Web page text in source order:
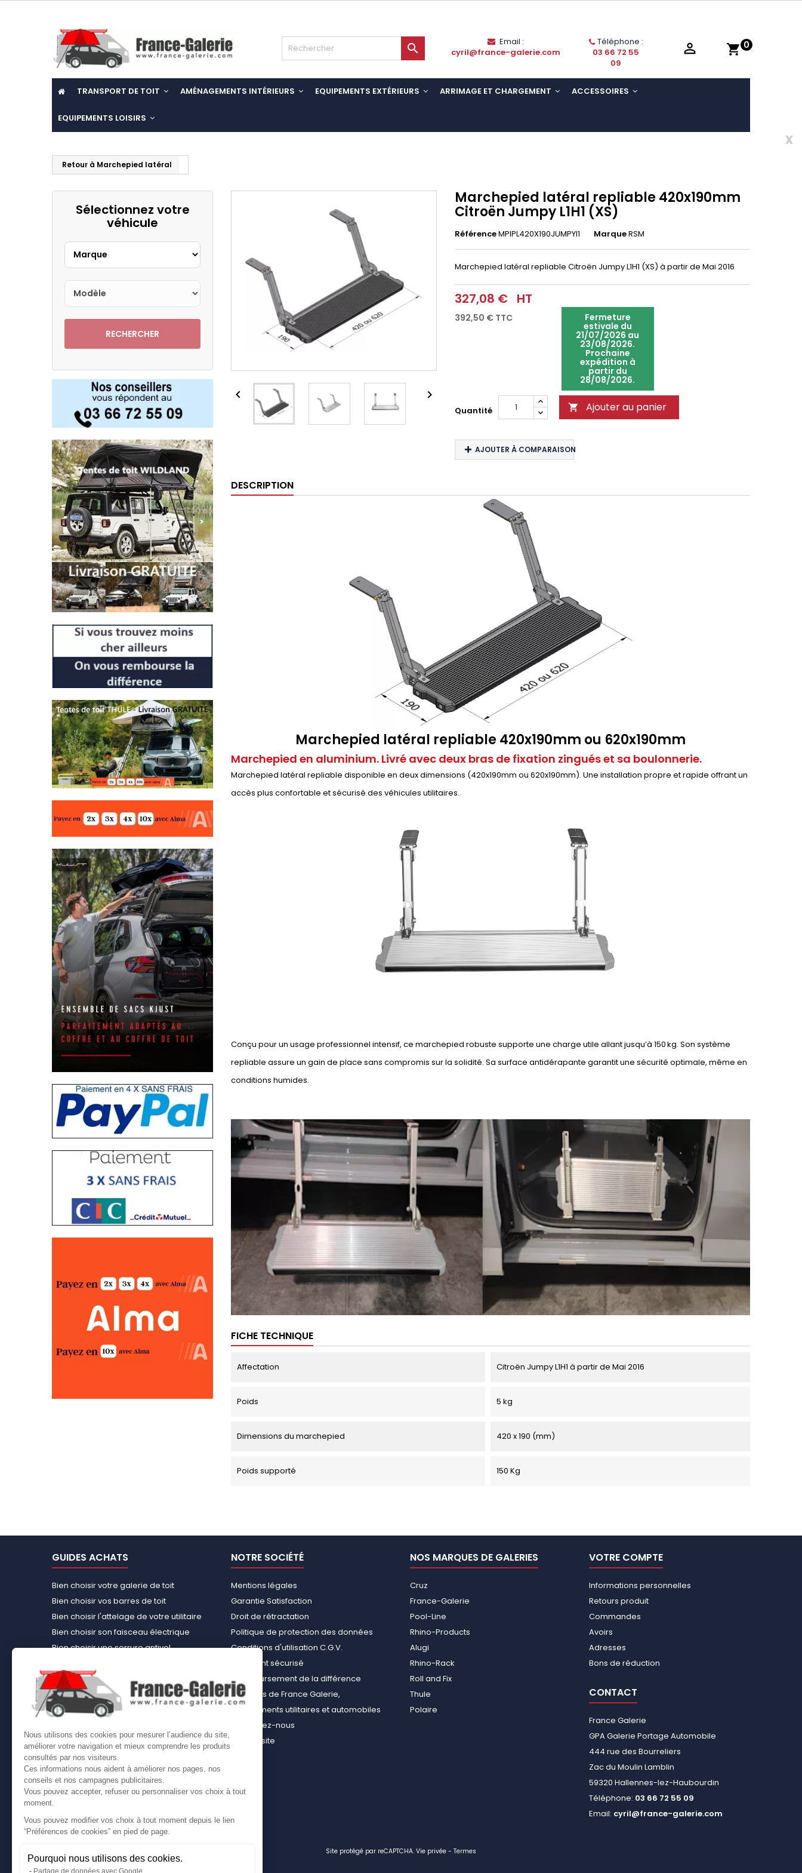
Nous utilisons des cookies pour mesurer l’audience du site,
améliorer votre navigation et mieux comprendre les produits
consultés par nos visiteurs.
Ces informations nous aident à améliorer nos pages, nos
conseils et nos campagnes publicitaires.
Vous pouvez accepter, refuser ou personnaliser vos choix à tout
moment.
Vous pouvez modifier vos choix à tout moment depuis le lien
“Préférences de cookies” en pied de page.
Pourquoi nous utilisons des cookies.
Partage de données avec Google
shopping_cart 0

Email :
cyril@france-galerie.com
Téléphone :
03 66 72 55
09

TRANSPORT DE TOIT AMÉNAGEMENTS INTÉRIEURS EQUIPEMENTS EXTÉRIEURS ARRIMAGE ET CHARGEMENT ACCESSOIRES
EQUIPEMENTS LOISIRS
x
Retour à Marchepied latéral
Sélectionnez votre
véhicule
RECHERCHER
 
Marchepied latéral repliable 420x190mm
Citroën Jumpy L1H1 (XS)
RéférenceMPIPL420X190JUMPYl1 MarqueRSM
Marchepied latéral repliable Citroën Jumpy L1H1 (XS) à partir de Mai 2016
327,08 € HT
392,50 € TTC Fermeture
estivale du
21/07/2026 au
23/08/2026.
Prochaine
expédition à
partir du
28/08/2026.
Quantité  Ajouter au panier
AJOUTER À COMPARAISON
DESCRIPTION
Marchepied latéral repliable 420x190mm ou 620x190mm
Marchepied en aluminium. Livré avec deux bras de fixation zingués et sa boulonnerie.
Marchepied latéral repliable disponible en deux dimensions (420x190mm ou 620x190mm). Une installation propre et rapide offrant un
accès plus confortable et sécurisé des véhicules utilitaires.
Conçu pour un usage professionnel intensif, ce marchepied robuste supporte une charge utile allant jusqu’à 150 kg. Son système
repliable assure un gain de place sans compromis sur la solidité. Sa surface antidérapante garantit une sécurité optimale, même en
conditions humides.
FICHE TECHNIQUE
Affectation Citroën Jumpy L1H1 à partir de Mai 2016
Poids 5 kg
Dimensions du marchepied 420 x 190 (mm)
Poids supporté 150 Kg
GUIDES ACHATS
Bien choisir votre galerie de toit
Bien choisir vos barres de toit
Bien choisir l'attelage de votre utilitaire
Bien choisir son faisceau électrique
Bien choisir une serrure antivol
Choisir le kit d’aménagement loisirs
démontable idéal
Bien choisir un kit d’habillage bois ou un
Bien choisir son coffre sur attelage
Comment bien choisir son coffre de toit
NOTRE SOCIÉTÉ
Mentions légales
Garantie Satisfaction
Droit de rétractation
Politique de protection des données
Conditions d'utilisation C.G.V.
Paiement sécurisé
Remboursement de la différence
À propos de France Galerie,
équipements utilitaires et automobiles
Contactez-nous
Plan du site
NOS MARQUES DE GALERIES
Cruz
France-Galerie
Pool-Line
Rhino-Products
Alugi
Rhino-Rack
Roll and Fix
Thule
Polaire
VOTRE COMPTE
Informations personnelles
Retours produit
Commandes
Avoirs
Adresses
Bons de réduction
CONTACT
France Galerie
GPA Galerie Portage Automobile
444 rue des Bourreliers
Zac du Moulin Lamblin
59320 Hallennes-lez-Haubourdin
Téléphone: 03 66 72 55 09
Email: cyril@france-galerie.com
Site protégé par reCAPTCHA. Vie privée - Termes